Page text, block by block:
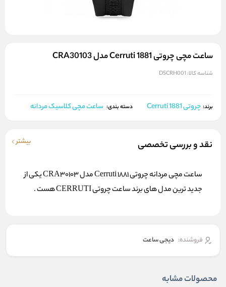
ساعت مچی چروتی Cerruti 1881 مدل CRA30103
شناسه کالا: DSCRH001
برند: چروتی Cerruti 1881 دسته بندی: ساعت مچی کلاسیک مردانه
نقد و بررسی تخصصی بیشتر
ساعت مچی مردانه چروتی Cerruti 1881 مدل CRA30103 یکی از
جدید ترین مدل های برند ساعت چروتی CERRUTI هست .
فروشنده: دیجی ساعت
محصولات مشابه